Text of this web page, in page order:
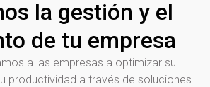
la gestión y el
de tu empresa
a las empresas a optimizar su
productividad a través de soluciones